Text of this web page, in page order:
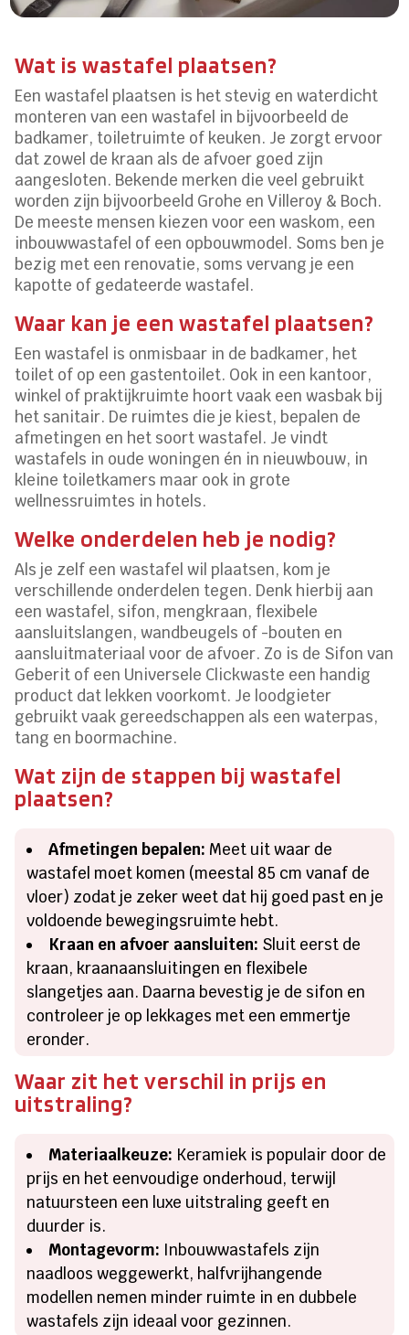
Wat is wastafel plaatsen?
Een wastafel plaatsen is het stevig en waterdicht
monteren van een wastafel in bijvoorbeeld de
badkamer, toiletruimte of keuken. Je zorgt ervoor
dat zowel de kraan als de afvoer goed zijn
aangesloten. Bekende merken die veel gebruikt
worden zijn bijvoorbeeld Grohe en Villeroy & Boch.
De meeste mensen kiezen voor een waskom, een
inbouwwastafel of een opbouwmodel. Soms ben je
bezig met een renovatie, soms vervang je een
kapotte of gedateerde wastafel.
Waar kan je een wastafel plaatsen?
Een wastafel is onmisbaar in de badkamer, het
toilet of op een gastentoilet. Ook in een kantoor,
winkel of praktijkruimte hoort vaak een wasbak bij
het sanitair. De ruimtes die je kiest, bepalen de
afmetingen en het soort wastafel. Je vindt
wastafels in oude woningen én in nieuwbouw, in
kleine toiletkamers maar ook in grote
wellnessruimtes in hotels.
Welke onderdelen heb je nodig?
Als je zelf een wastafel wil plaatsen, kom je
verschillende onderdelen tegen. Denk hierbij aan
een wastafel, sifon, mengkraan, flexibele
aansluitslangen, wandbeugels of -bouten en
aansluitmateriaal voor de afvoer. Zo is de Sifon van
Geberit of een Universele Clickwaste een handig
product dat lekken voorkomt. Je loodgieter
gebruikt vaak gereedschappen als een waterpas,
tang en boormachine.
Wat zijn de stappen bij wastafel
plaatsen?
Afmetingen bepalen: Meet uit waar de
wastafel moet komen (meestal 85 cm vanaf de
vloer) zodat je zeker weet dat hij goed past en je
voldoende bewegingsruimte hebt.
Kraan en afvoer aansluiten: Sluit eerst de
kraan, kraanaansluitingen en flexibele
slangetjes aan. Daarna bevestig je de sifon en
controleer je op lekkages met een emmertje
eronder.
Waar zit het verschil in prijs en
uitstraling?
Materiaalkeuze: Keramiek is populair door de
prijs en het eenvoudige onderhoud, terwijl
natuursteen een luxe uitstraling geeft en
duurder is.
Montagevorm: Inbouwwastafels zijn
naadloos weggewerkt, halfvrijhangende
modellen nemen minder ruimte in en dubbele
wastafels zijn ideaal voor gezinnen.